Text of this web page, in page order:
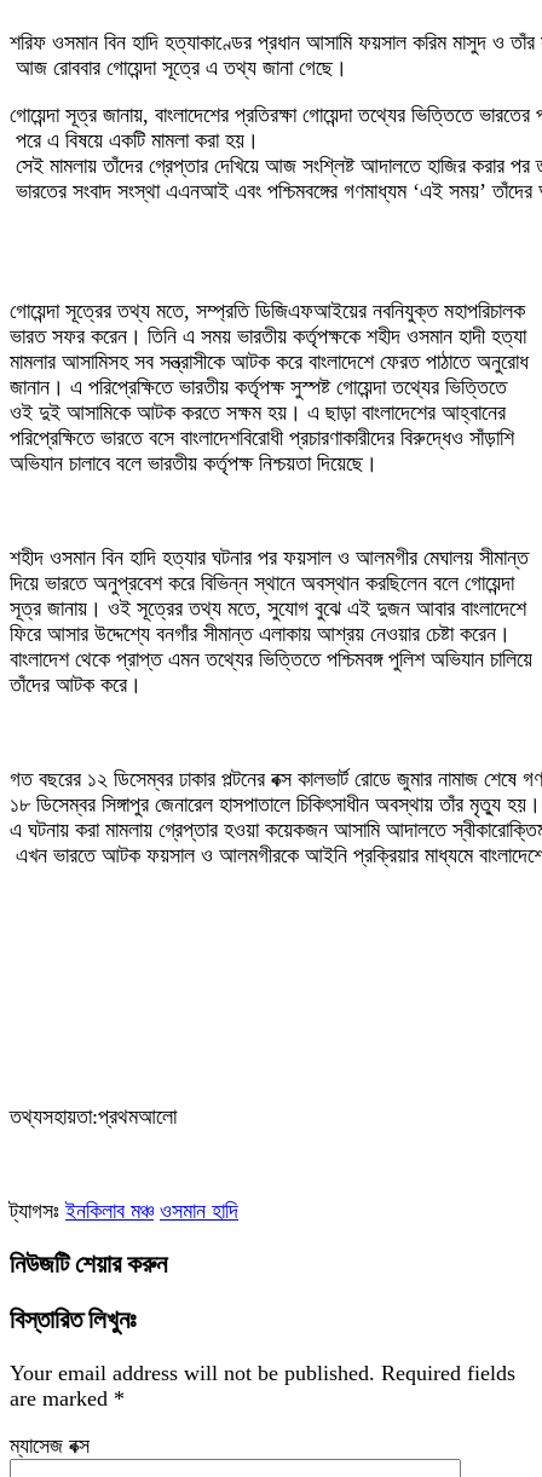
শরিফ ওসমান বিন হাদি হত্যাকাণ্ডের প্রধান আসামি ফয়সাল করিম মাসুদ ও
আজ রোববার গোয়েন্দা সূত্রে এ তথ্য জানা গেছে।
গোয়েন্দা সূত্র জানায়, বাংলাদেশের প্রতিরক্ষা গোয়েন্দা তথ্যের ভিত্তিতে
পরে এ বিষয়ে একটি মামলা করা হয়।
সেই মামলায় তাঁদের গ্রেপ্তার দেখিয়ে আজ সংশ্লিষ্ট আদালতে হাজির করার
ভারতের সংবাদ সংস্থা এএনআই এবং পশ্চিমবঙ্গের গণমাধ্যম ‘এই সময়’
গোয়েন্দা সূত্রের তথ্য মতে, সম্প্রতি ডিজিএফআইয়ের নবনিযুক্ত মহাপরিচালক
ভারত সফর করেন। তিনি এ সময় ভারতীয় কর্তৃপক্ষকে শহীদ ওসমান হাদী হত্যা
মামলার আসামিসহ সব সন্ত্রাসীকে আটক করে বাংলাদেশে ফেরত পাঠাতে অনুরোধ
জানান। এ পরিপ্রেক্ষিতে ভারতীয় কর্তৃপক্ষ সুস্পষ্ট গোয়েন্দা তথ্যের ভিত্তিতে
ওই দুই আসামিকে আটক করতে সক্ষম হয়। এ ছাড়া বাংলাদেশের আহ্বানের
পরিপ্রেক্ষিতে ভারতে বসে বাংলাদেশবিরোধী প্রচারণাকারীদের বিরুদ্ধেও সাঁড়াশি
অভিযান চালাবে বলে ভারতীয় কর্তৃপক্ষ নিশ্চয়তা দিয়েছে।
শহীদ ওসমান বিন হাদি হত্যার ঘটনার পর ফয়সাল ও আলমগীর মেঘালয় সীমান্ত
দিয়ে ভারতে অনুপ্রবেশ করে বিভিন্ন স্থানে অবস্থান করছিলেন বলে গোয়েন্দা
সূত্র জানায়। ওই সূত্রের তথ্য মতে, সুযোগ বুঝে এই দুজন আবার বাংলাদেশে
ফিরে আসার উদ্দেশ্যে বনগাঁর সীমান্ত এলাকায় আশ্রয় নেওয়ার চেষ্টা করেন।
বাংলাদেশ থেকে প্রাপ্ত এমন তথ্যের ভিত্তিতে পশ্চিমবঙ্গ পুলিশ অভিযান চালিয়ে
তাঁদের আটক করে।
গত বছরের ১২ ডিসেম্বর ঢাকার পল্টনের বক্স কালভার্ট রোডে জুমার নামাজ
১৮ ডিসেম্বর সিঙ্গাপুর জেনারেল হাসপাতালে চিকিৎসাধীন অবস্থায় তাঁর মৃত্যু হয়।
এ ঘটনায় করা মামলায় গ্রেপ্তার হওয়া কয়েকজন আসামি আদালতে
এখন ভারতে আটক ফয়সাল ও আলমগীরকে আইনি প্রক্রিয়ার মাধ্যমে
তথ্যসহায়তা:প্রথমআলো
ট্যাগসঃইনকিলাব মঞ্চ ওসমান হাদি
নিউজটি শেয়ার করুন
বিস্তারিত লিখুনঃ
Your email address will not be published. Required fields
are marked *
ম্যাসেজ বক্স